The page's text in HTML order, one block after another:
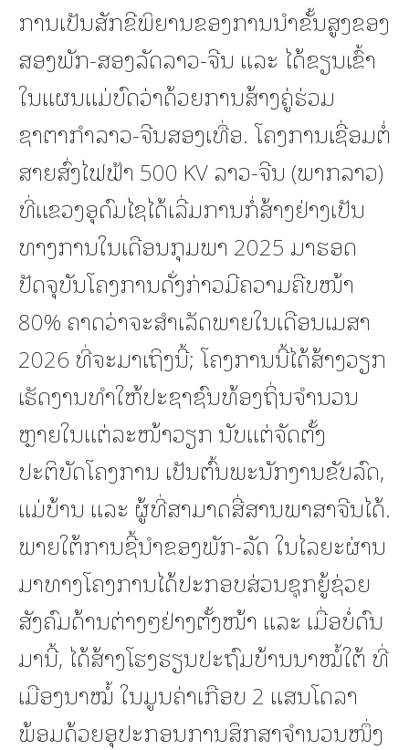
ການເປັນສັກຂີພິຍານຂອງການນຳຂັ້ນສູງຂອງ
ສອງພັກ-ສອງລັດລາວ-ຈີນ ແລະ ໄດ້ຂຽນເຂົ້າ
ໃນແຜນແມ່ບົດວ່າດ້ວຍການສ້າງຄູ່ຮ່ວມ
ຊາຕາກຳລາວ-ຈີນສອງເທື່ອ. ໂຄງການເຊື່ອມຕໍ່
ສາຍສົ່ງໄຟຟ້າ 500 KV ລາວ-ຈີນ (ພາກລາວ)
ທີ່ແຂວງອຸດົມໄຊໄດ້ເລີ່ມການກໍ່ສ້າງຢ່າງເປັນ
ທາງການໃນເດືອນກຸມພາ 2025 ມາຮອດ
ປັດຈຸບັນໂຄງການດັ່ງກ່າວມີຄວາມຄືບໜ້າ
80% ຄາດວ່າຈະສໍາເລັດພາຍໃນເດືອນເມສາ
2026 ທີ່ຈະມາເຖິງນີ້; ໂຄງການນີ້ໄດ້ສ້າງວຽກ
ເຮັດງານທໍາໃຫ້ປະຊາຊົນທ້ອງຖິ່ນຈໍານວນ
ຫຼາຍໃນແຕ່ລະໜ້າວຽກ ນັບແຕ່ຈັດຕັ້ງ
ປະຕິບັດໂຄງການ ເປັນຕົ້ນພະນັກງານຂັບລົດ,
ແມ່ບ້ານ ແລະ ຜູ້ທີ່ສາມາດສື່ສານພາສາຈີນໄດ້.
ພາຍໃຕ້ການຊີ້ນໍາຂອງພັກ-ລັດ ໃນໄລຍະຜ່ານ
ມາທາງໂຄງການໄດ້ປະກອບສ່ວນຊຸກຍູ້ຊ່ວຍ
ສັງຄົມດ້ານຕ່າງໆຢ່າງຕັ້ງໜ້າ ແລະ ເມື່ອບໍ່ດົນ
ມານີ້, ໄດ້ສ້າງໂຮງຮຽນປະຖົມບ້ານນາໝໍ້ໃຕ້ ທີ່
ເມືອງນາໝໍ້ ໃນມູນຄ່າເກືອບ 2 ແສນໂດລາ
ພ້ອມດ້ວຍອຸປະກອນການສຶກສາຈໍານວນໜຶ່ງ